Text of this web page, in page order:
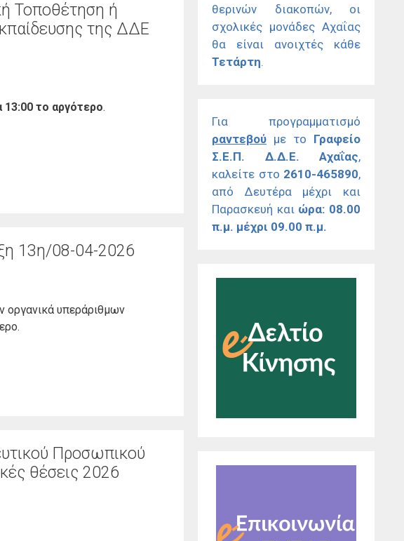
Τοποθέτηση ή
της ΔΔΕ
13:00 το αργότερο.
13η/08-04-2026
υπεράριθμων
Προσωπικού
θέσεις 2026
θερινών διακοπών, οι
σχολικές μονάδες Αχαΐας
θα είναι ανοιχτές κάθε
Τετάρτη.
Για προγραμματισμό
ραντεβού με το Γραφείο
Σ.Ε.Π. Δ.Δ.Ε. Αχαΐας,
καλείτε στο 2610-465890,
από Δευτέρα μέχρι και
Παρασκευή και ώρα: 08.00
π.μ. μέχρι 09.00 π.μ.